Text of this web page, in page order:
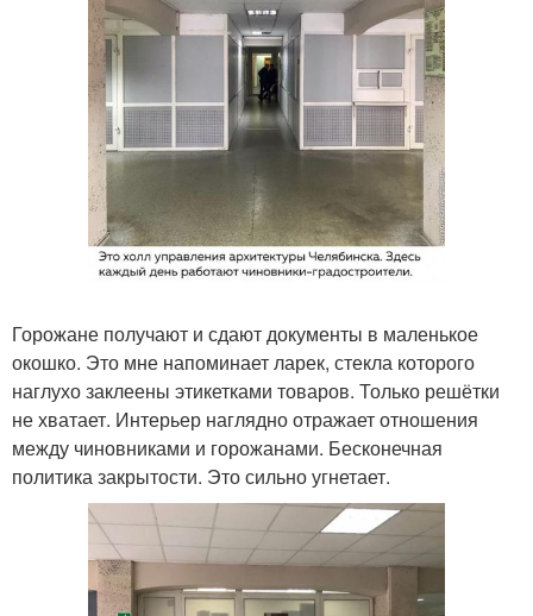
Горожане получают и сдают документы в маленькое
окошко. Это мне напоминает ларек, стекла которого
наглухо заклеены этикетками товаров. Только решётки
не хватает. Интерьер наглядно отражает отношения
между чиновниками и горожанами. Бесконечная
политика закрытости. Это сильно угнетает.